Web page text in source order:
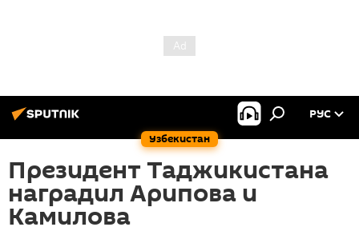
Узбекистан
РУС
Президент Таджикистана
наградил Арипова и
Камилова